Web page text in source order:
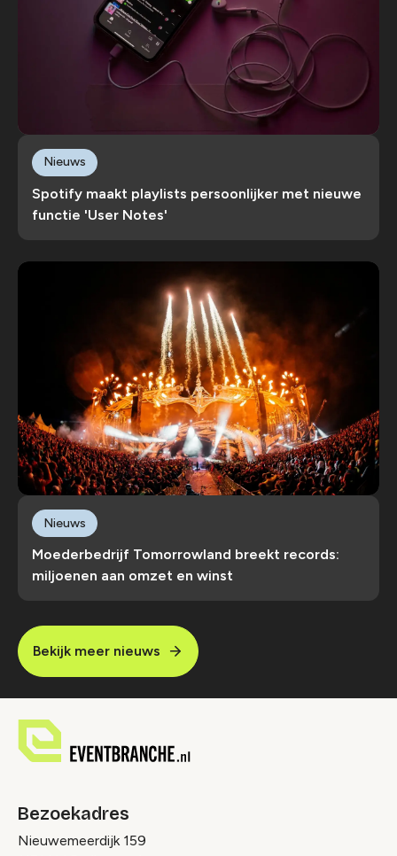
Spotify maakt playlists persoonlijker met nieuwe
functie 'User Notes'
Nieuws
Moederbedrijf Tomorrowland breekt records:
miljoenen aan omzet en winst
Nieuws
Bekijk meer nieuws
Bezoekadres
Nieuwemeerdijk 159